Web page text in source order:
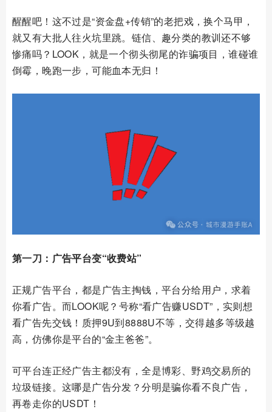
醒醒吧！这不过是“资金盘+传销”的老把戏，换个马甲，
就又有大批人往火坑里跳。链信、趣分类的教训还不够
惨痛吗？LOOK，就是一个彻头彻尾的诈骗项目，谁碰谁
倒霉，晚跑一步，可能血本无归！
第一刀：广告平台变“收费站”
正规广告平台，都是广告主掏钱，平台分给用户，求着
你看广告。而LOOK呢？号称“看广告赚USDT”，实则想
看广告先交钱！质押9U到8888U不等，交得越多等级越
高，仿佛你是平台的“金主爸爸”。
可平台连正经广告主都没有，全是博彩、野鸡交易所的
垃圾链接。这哪是广告分发？分明是骗你看不良广告，
再卷走你的USDT！